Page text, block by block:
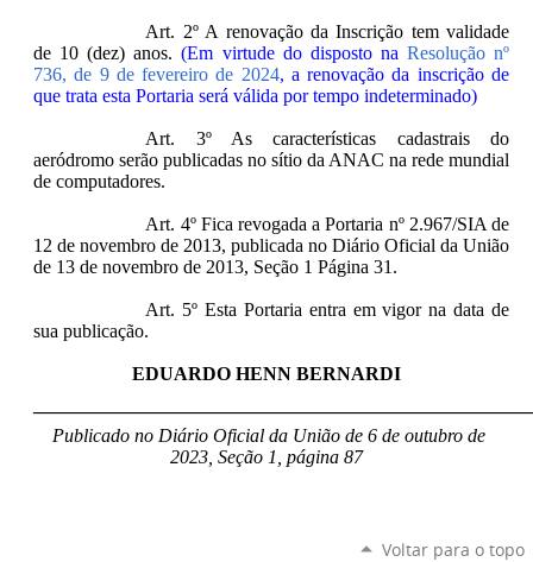
Art. 2º A renovação da Inscrição tem validade
de 10 (dez) anos.(Em virtude do disposto na Resolução nº
736, de 9 de fevereiro de 2024, a renovação da inscrição de
que trata esta Portaria será válida por tempo indeterminado)
Art. 3º As características cadastrais do
aeródromo serão publicadas no sítio da ANAC na rede mundial
de computadores.
Art. 4º Fica revogada a Portaria nº 2.967/SIA de
12 de novembro de 2013, publicada no Diário Oficial da União
de 13 de novembro de 2013, Seção 1 Página 31.
Art. 5º Esta Portaria entra em vigor na data de
sua publicação.
EDUARDO HENN BERNARDI
Publicado no Diário Oficial da União de 6 de outubro de
2023, Seção 1, página 87
Voltar para o topo